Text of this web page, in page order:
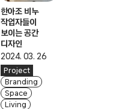
한아조 비누
작업자들이
보이는 공간
디자인
2024. 03. 26
Project
Branding
Space
Living